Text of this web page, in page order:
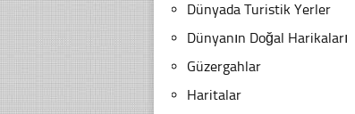
Dünyada Turistik Yerler
Dünyanın Doğal Harikaları
Güzergahlar
Haritalar